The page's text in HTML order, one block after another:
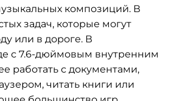
композиций. В
задач, которые могут
или в дороге. В
с 7.6-дюймовым внутренним
работать с документами,
читать книги или